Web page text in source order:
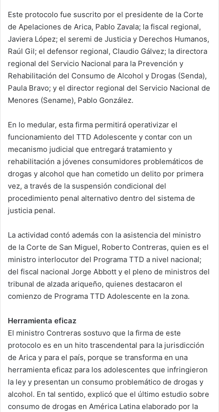
Este protocolo fue suscrito por el presidente de la Corte
de Apelaciones de Arica, Pablo Zavala; la fiscal regional,
Javiera López; el seremi de Justicia y Derechos Humanos,
Raúl Gil; el defensor regional, Claudio Gálvez; la directora
regional del Servicio Nacional para la Prevención y
Rehabilitación del Consumo de Alcohol y Drogas (Senda),
Paula Bravo; y el director regional del Servicio Nacional de
Menores (Sename), Pablo González.
En lo medular, esta firma permitirá operativizar el
funcionamiento del TTD Adolescente y contar con un
mecanismo judicial que entregará tratamiento y
rehabilitación a jóvenes consumidores problemáticos de
drogas y alcohol que han cometido un delito por primera
vez, a través de la suspensión condicional del
procedimiento penal alternativo dentro del sistema de
justicia penal.
La actividad contó además con la asistencia del ministro
de la Corte de San Miguel, Roberto Contreras, quien es el
ministro interlocutor del Programa TTD a nivel nacional;
del fiscal nacional Jorge Abbott y el pleno de ministros del
tribunal de alzada ariqueño, quienes destacaron el
comienzo de Programa TTD Adolescente en la zona.
Herramienta eficaz
El ministro Contreras sostuvo que la firma de este
protocolo es en un hito trascendental para la jurisdicción
de Arica y para el país, porque se transforma en una
herramienta eficaz para los adolescentes que infringieron
la ley y presentan un consumo problemático de drogas y
alcohol. En tal sentido, explicó que el último estudio sobre
consumo de drogas en América Latina elaborado por la